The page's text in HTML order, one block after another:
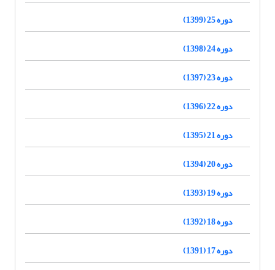
دوره 25 (1399)
دوره 24 (1398)
دوره 23 (1397)
دوره 22 (1396)
دوره 21 (1395)
دوره 20 (1394)
دوره 19 (1393)
دوره 18 (1392)
دوره 17 (1391)